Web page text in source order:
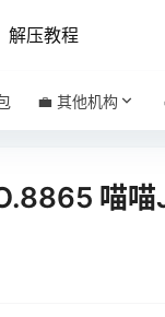
解压教程
💼 其他机构
喵